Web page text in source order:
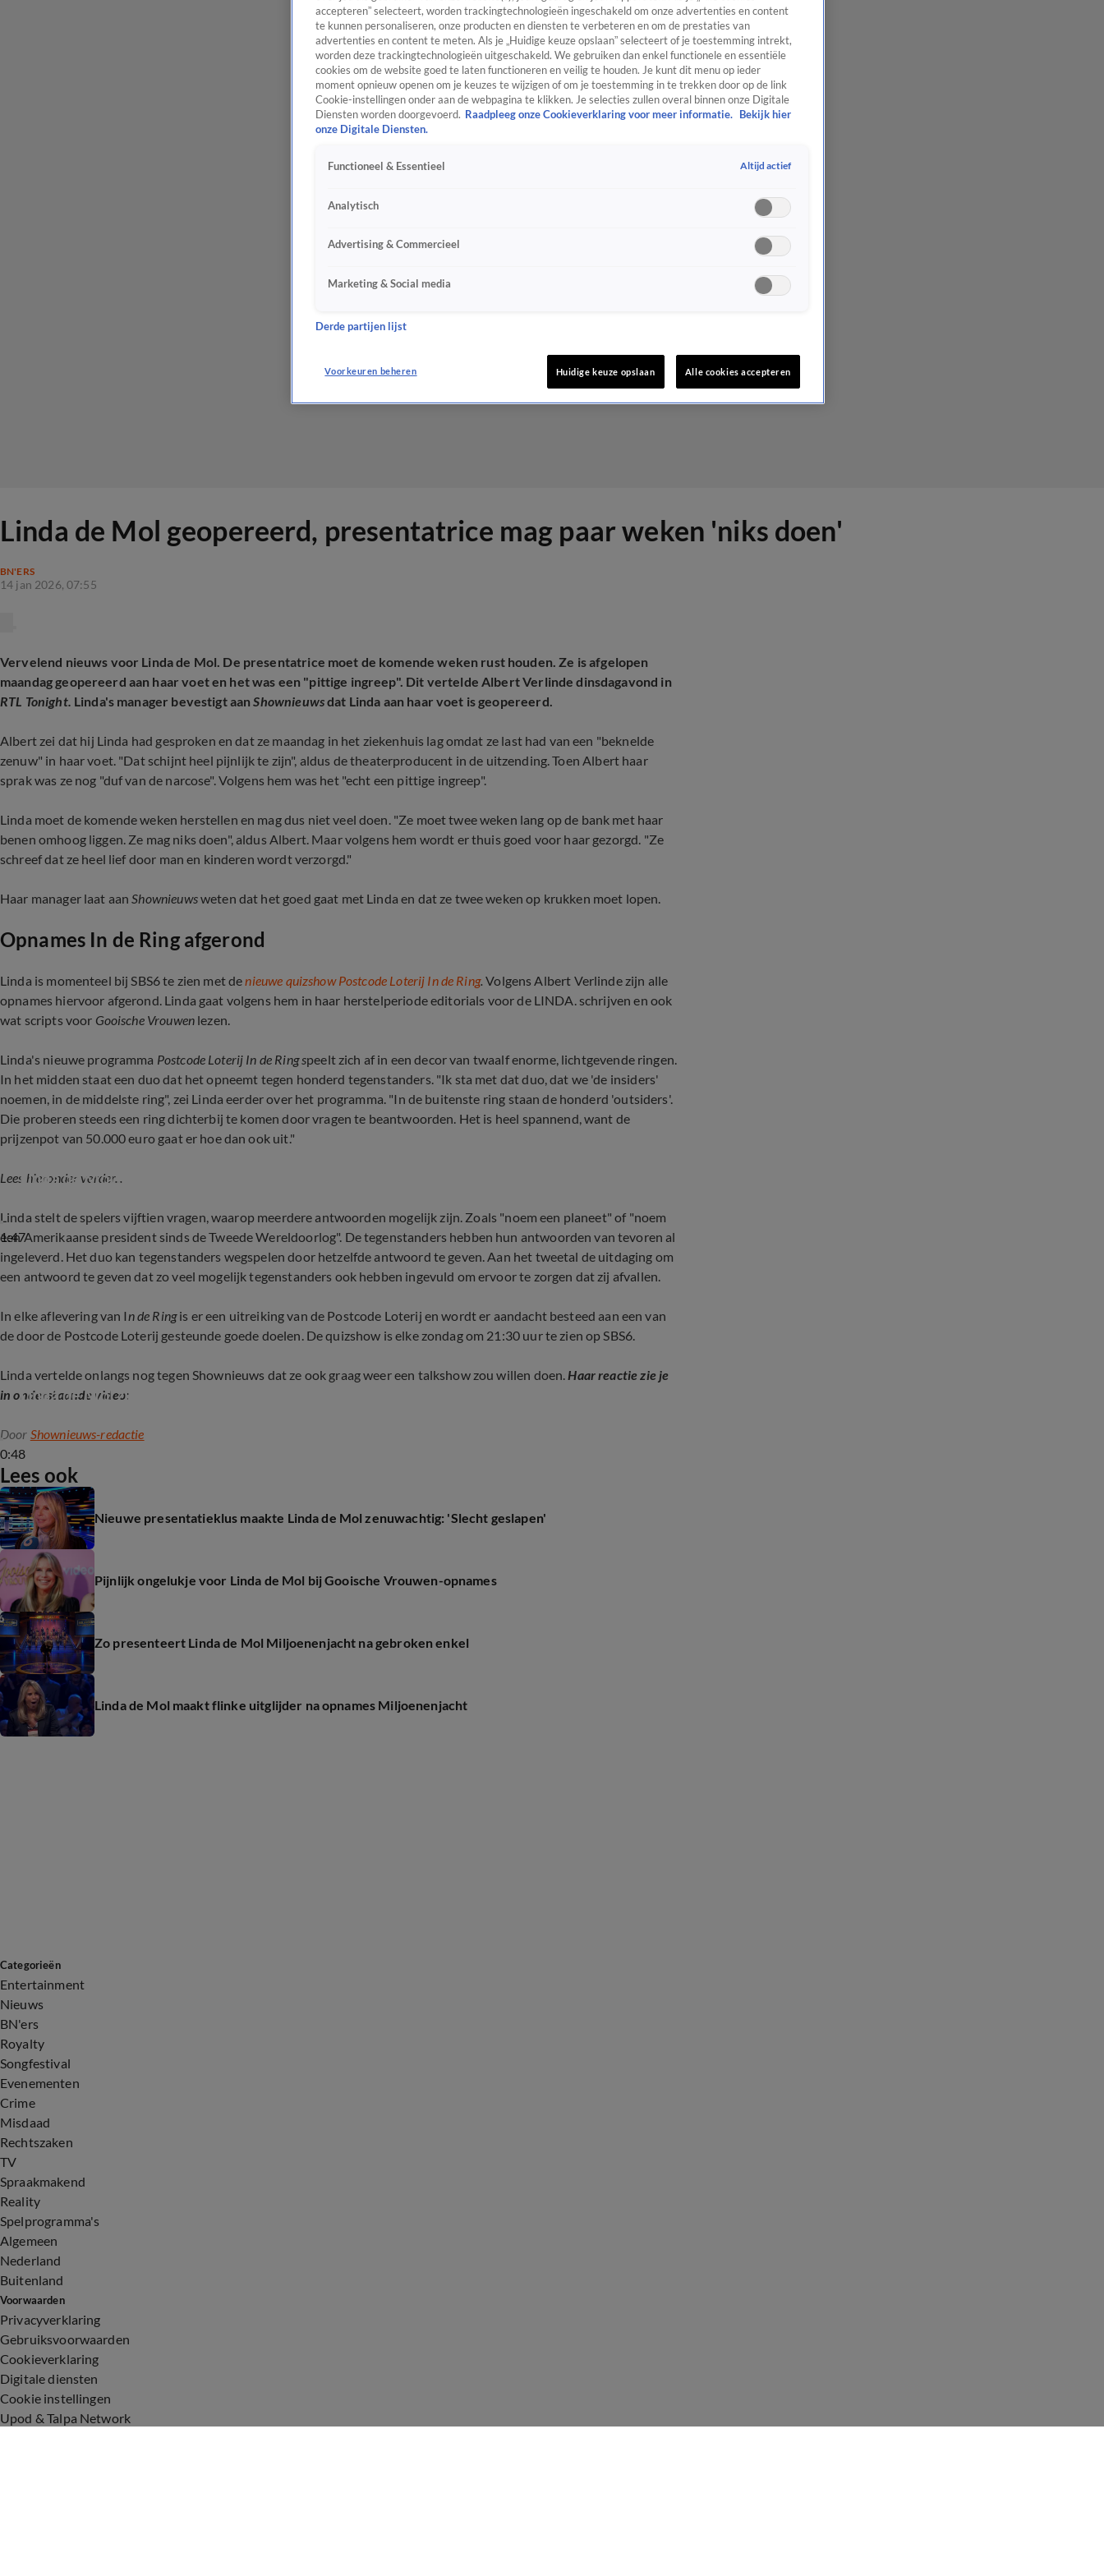
Linda de Mol geopereerd, presentatrice mag paar weken 'niks doen'
BN'ERS
14 jan 2026, 07:55
Vervelend nieuws voor Linda de Mol. De presentatrice moet de komende weken rust houden. Ze is afgelopen
maandag geopereerd aan haar voet en het was een "pittige ingreep". Dit vertelde Albert Verlinde dinsdagavond in
RTL Tonight. Linda's manager bevestigt aanShownieuwsdat Linda aan haar voet is geopereerd.
Albert zei dat hij Linda had gesproken en dat ze maandag in het ziekenhuis lag omdat ze last had van een "beknelde
zenuw" in haar voet. "Dat schijnt heel pijnlijk te zijn", aldus de theaterproducent in de uitzending. Toen Albert haar
sprak was ze nog "duf van de narcose". Volgens hem was het "echt een pittige ingreep".
Linda moet de komende weken herstellen en mag dus niet veel doen. "Ze moet twee weken lang op de bank met haar
benen omhoog liggen. Ze mag niks doen", aldus Albert. Maar volgens hem wordt er thuis goed voor haar gezorgd. "Ze
schreef dat ze heel lief door man en kinderen wordt verzorgd."
Haar manager laat aanShownieuwsweten dat het goed gaat met Linda en dat ze twee weken op krukken moet lopen.
Opnames In de Ring afgerond
Linda is momenteel bij SBS6 te zien met denieuwe quizshow Postcode Loterij In de Ring.Volgens Albert Verlinde zijn alle
opnames hiervoor afgerond. Linda gaat volgens hem in haar herstelperiode editorials voor de LINDA. schrijven en ook
wat scripts voor Gooische Vrouwenlezen.
Linda's nieuwe programma Postcode Loterij In de Ring speelt zich af in een decor van twaalf enorme, lichtgevende ringen.
In het midden staat een duo dat het opneemt tegen honderd tegenstanders. "Ik sta met dat duo, dat we 'de insiders'
noemen, in de middelste ring", zei Linda eerder over het programma. "In de buitenste ring staan de honderd 'outsiders'.
Die proberen steeds een ring dichterbij te komen door vragen te beantwoorden. Het is heel spannend, want de
prijzenpot van 50.000 euro gaat er hoe dan ook uit."
Lees hieronder verder...
1:47
Linda de Mol presenteert nieuwe spelshow Postcode Loterij In de Ring
Linda stelt de spelers vijftien vragen, waarop meerdere antwoorden mogelijk zijn. Zoals "noem een planeet" of "noem
een Amerikaanse president sinds de Tweede Wereldoorlog". De tegenstanders hebben hun antwoorden van tevoren al
ingeleverd. Het duo kan tegenstanders wegspelen door hetzelfde antwoord te geven. Aan het tweetal de uitdaging om
een antwoord te geven dat zo veel mogelijk tegenstanders ook hebben ingevuld om ervoor te zorgen dat zij afvallen.
In elke aflevering van In de Ringis er een uitreiking van de Postcode Loterij en wordt er aandacht besteed aan een van
de door de Postcode Loterij gesteunde goede doelen. De quizshow is elke zondag om 21:30 uur te zien op SBS6.
Linda vertelde onlangs nog tegen Shownieuws dat ze ook graag weer een talkshow zou willen doen.Haar reactie zie je
in onderstaande video:
0:48
Linda de Mol ziet nieuwe talkshow wel zitten
Door Shownieuws-redactie
Lees ook
Nieuwe presentatieklus maakte Linda de Mol zenuwachtig: 'Slecht geslapen'
Pijnlijk ongelukje voor Linda de Mol bij Gooische Vrouwen-opnames
Zo presenteert Linda de Mol Miljoenenjacht na gebroken enkel
Linda de Mol maakt flinke uitglijder na opnames Miljoenenjacht
Categorieën
Entertainment
Nieuws
BN'ers
Royalty
Songfestival
Evenementen
Crime
Misdaad
Rechtszaken
TV
Spraakmakend
Reality
Spelprogramma's
Algemeen
Nederland
Buitenland
Voorwaarden
Privacyverklaring
Gebruiksvoorwaarden
Cookieverklaring
Digitale diensten
Cookie instellingen
Upod & Talpa Network
accepteren” selecteert, worden trackingtechnologieën ingeschakeld om onze advertenties en content
te kunnen personaliseren, onze producten en diensten te verbeteren en om de prestaties van
advertenties en content te meten. Als je „Huidige keuze opslaan” selecteert of je toestemming intrekt,
worden deze trackingtechnologieën uitgeschakeld. We gebruiken dan enkel functionele en essentiële
cookies om de website goed te laten functioneren en veilig te houden. Je kunt dit menu op ieder
moment opnieuw openen om je keuzes te wijzigen of om je toestemming in te trekken door op de link
Cookie-instellingen onder aan de webpagina te klikken. Je selecties zullen overal binnen onze Digitale
Diensten worden doorgevoerd. Raadpleeg onze Cookieverklaring voor meer informatie.
Bekijk hier
onze Digitale Diensten.
Functioneel & Essentieel Altijd actief
Analytisch
Advertising & Commercieel
Marketing & Social media
Derde partijen lijst
Voorkeuren beheren Huidige keuze opslaan Alle cookies accepteren